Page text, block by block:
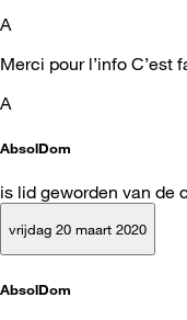
A
Merci pour l’info C’est
A
AbsolDom
is lid geworden van de
vrijdag 20 maart 2020
AbsolDom